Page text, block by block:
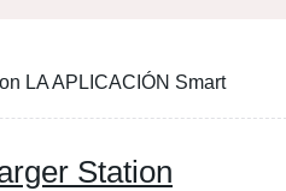
LA APLICACIÓN Smart
Station